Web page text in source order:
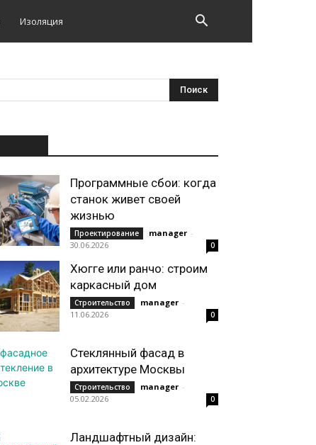
Изоляция
Программные сбои: когда
станок живет своей
жизнью
Проектирование manager -
30.06.2026
0
Хюгге или ранчо: строим
каркасный дом
Строительство manager -
11.06.2026
0
Стеклянный фасад в
архитектуре Москвы
Строительство manager -
05.02.2026
0
Ландшафтный дизайн: